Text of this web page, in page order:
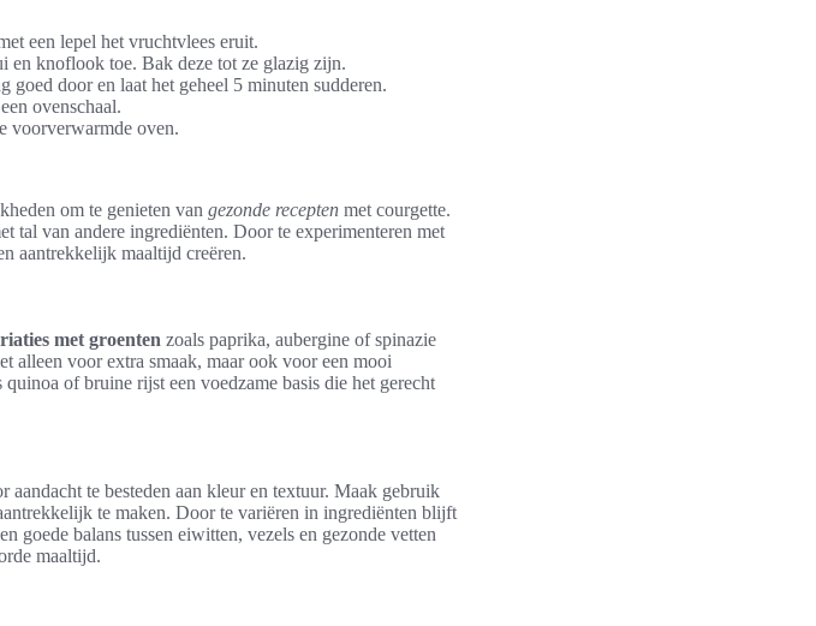
een lepel het vruchtvlees eruit.
en knoflook toe. Bak deze tot ze glazig zijn.
door en laat het geheel 5 minuten sudderen.
ovenschaal.
voorverwarmde oven.
om te genieten van gezonde recepten met courgette.
tal van andere ingrediënten. Door te experimenteren met
aantrekkelijk maaltijd creëren.
met groenten zoals paprika, aubergine of spinazie
alleen voor extra smaak, maar ook voor een mooi
of bruine rijst een voedzame basis die het gerecht
te besteden aan kleur en textuur. Maak gebruik
te maken. Door te variëren in ingrediënten blijft
goede balans tussen eiwitten, vezels en gezonde vetten
maaltijd.